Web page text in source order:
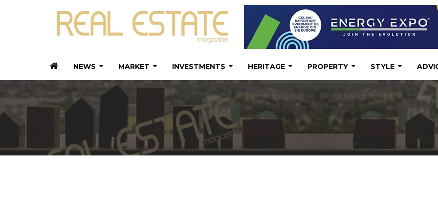
NEWS MARKET INVESTMENTS HERITAGE PROPERTY STYLE